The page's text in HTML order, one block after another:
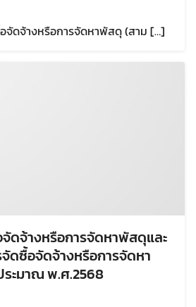
จัดจ้างหรือการจัดหาพัสดุ (สาม […]
ดจ้างหรือการจัดหาพัสดุและ
ดซื้อจัดจ้างหรือการจัดหา
ะมาณ พ.ศ.2568